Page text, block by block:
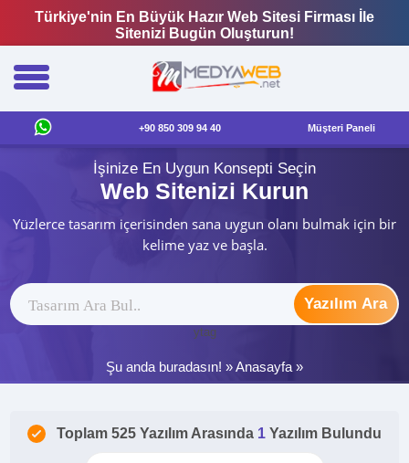
Türkiye'nin En Büyük Hazır Web Sitesi Firması İle
Sitenizi Bugün Oluşturun!
+90 850 309 94 40 Müşteri Paneli
İşinize En Uygun Konsepti Seçin
Web Sitenizi Kurun
Yüzlerce tasarım içerisinden sana uygun olanı bulmak için bir
kelime yaz ve başla.
Yazılım Ara
ytag
Şu anda buradasın! »Anasayfa »
Toplam 525 Yazılım Arasında 1 Yazılım Bulundu